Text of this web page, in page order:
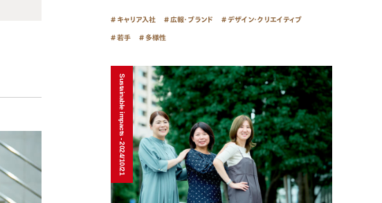
キャリア入社 広報・ブランド デザイン・クリエイティブ
若手 多様性
Sustainable impacts - 2024/10/21